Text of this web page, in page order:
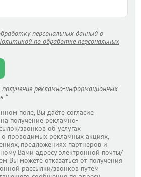
персональных данный в
по обработке персональных
рекламно-информационных
*
поле, Вы даёте согласие
получение рекламно-
звонков об услугах
проводимых рекламных акциях,
предложениях партнеров и
Вами адресу электронной почты/
Вы можете отказаться от получения
рассылки/звонков путем